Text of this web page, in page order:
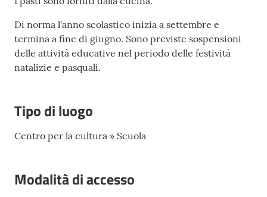
Di norma l'anno scolastico inizia a settembre e
termina a fine di giugno. Sono previste sospensioni
delle attività educative nel periodo delle festività
natalizie e pasquali.
Tipo di luogo
Centro per la cultura » Scuola
Modalità di accesso